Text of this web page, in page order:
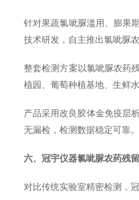
针对果蔬氯呲脲滥用、膨果
技术研发，自主推出氯呲脲
整套检测方案以氯呲脲农药
植园、葡萄种植基地、生鲜
产品采用改良胶体金免疫层
无漏检，检测数据稳定可靠
六、冠宇仪器氯呲脲农药残
对比传统实验室精密检测，